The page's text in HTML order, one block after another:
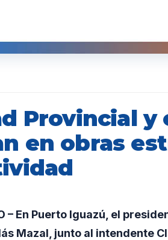
Provincial y
en obras
– En Puerto Iguazú, el
Mazal, junto al intendente